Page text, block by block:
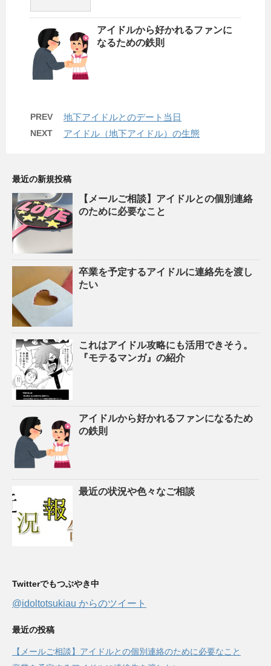
アイドルから好かれるファンに
なるための鉄則
PREV 地下アイドルとのデート当日
NEXT アイドル（地下アイドル）の生態
最近の新規投稿
【メールご相談】アイドルとの個別連絡
のために必要なこと
卒業を予定するアイドルに連絡先を渡し
たい
これはアイドル攻略にも活用できそう。
『モテるマンガ』の紹介
アイドルから好かれるファンになるため
の鉄則
最近の状況や色々なご相談
Twitterでもつぶやき中
@idoltotsukiau からのツイート
最近の投稿
【メールご相談】アイドルとの個別連絡のために必要なこと